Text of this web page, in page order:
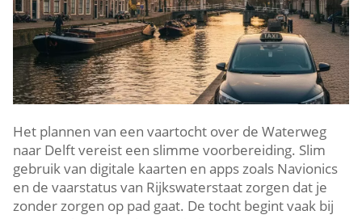
Het plannen van een vaartocht over de Waterweg
naar Delft vereist een slimme voorbereiding.​ Slim
gebruik van digitale kaarten en apps zoals Navionics
en de vaarstatus van Rijkswaterstaat zorgen dat je
zonder zorgen op pad gaat.​ De tocht begint vaak bij